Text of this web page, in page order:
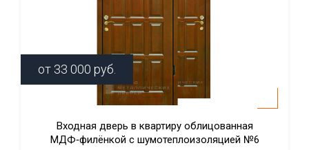
от 33 000 руб.
Входная дверь в квартиру облицованная
МДФ‑филёнкой с шумотеплоизоляцией №6